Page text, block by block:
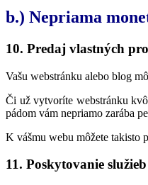
b.) Nepriama
10. Predaj vlastných
Vašu webstránku alebo blog
Či už vytvoríte webstránku
pádom vám nepriamo zarába
K vášmu webu môžete takisto
11. Poskytovanie služieb